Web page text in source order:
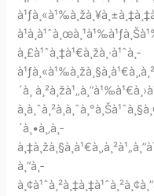
à¸£à¹ˆà¸‡à¹€à¸žà¸·à¹ˆà¸­
´à¸
´à¸•à¸‚à¸­
à¸”à¸­